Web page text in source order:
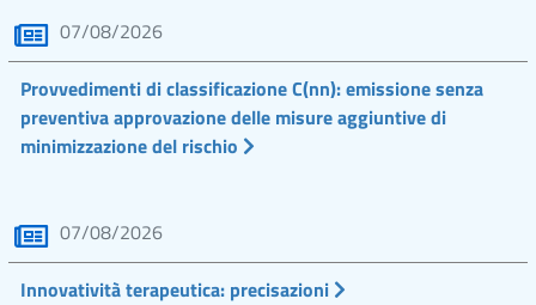
07/08/2026
Provvedimenti di classificazione C(nn): emissione senza
preventiva approvazione delle misure aggiuntive di
minimizzazione del rischio
07/08/2026
Innovatività terapeutica: precisazioni